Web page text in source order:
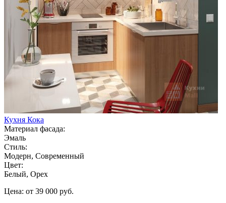
Кухня Кока
Материал фасада:
Эмаль
Стиль:
Модерн, Современный
Цвет:
Белый, Орех
Цена: от 39 000 руб.